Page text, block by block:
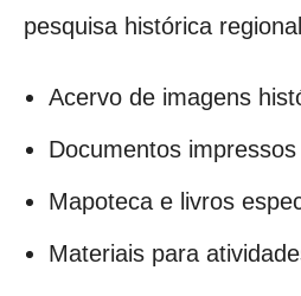
pesquisa histórica
Acervo de imagens
Documentos
Mapoteca e livros
Materiais para